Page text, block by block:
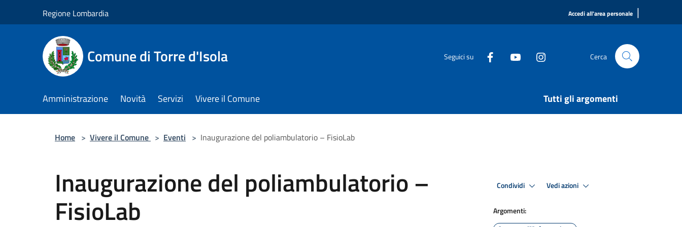
Regione Lombardia Accedi all'area personale |
Comune di Torre d'Isola Seguici su Cerca
Amministrazione Novità Servizi Vivere il Comune Tutti gli argomenti
Home > Vivere il Comune > Eventi > Inaugurazione del poliambulatorio – FisioLab
Inaugurazione del poliambulatorio –
FisioLab
Condividi Vedi azioni
Argomenti: